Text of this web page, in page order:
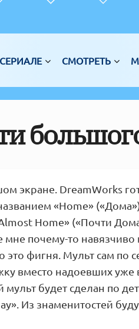
СМОТРЕТЬ
экране. DreamWorks
«Home»
Home» («Почти
мне почему-то
это фигня. Мульт сам
вместо надоевших уже
будет сделан по
Из знаменитостей